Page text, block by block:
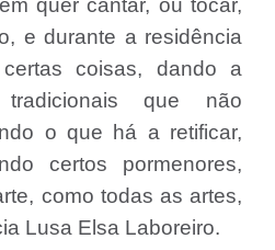
quer cantar, ou tocar,
e durante a residência
coisas, dando a
que não
o que há a retificar,
certos pormenores,
como todas as artes,
Lusa Elsa Laboreiro.